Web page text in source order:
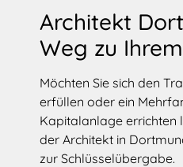
Architekt
Weg zu
Möchten Sie sich den
erfüllen oder ein
Kapitalanlage errichten
der Architekt in
zur Schlüsselübergabe.